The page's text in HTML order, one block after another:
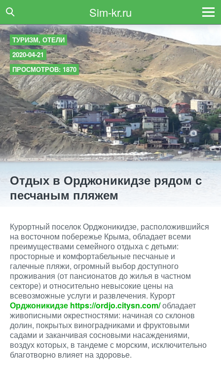
Sim-kr.ru
ТУРИЗМ, ОТЕЛИ
2020-04-21
ПРОСМОТРОВ: 1870
Отдых в Орджоникидзе рядом с
песчаным пляжем
Курортный поселок Орджоникидзе, расположившийся
на восточном побережье Крыма, обладает всеми
преимуществами семейного отдыха с детьми:
просторные и комфортабельные песчаные и
галечные пляжи, огромный выбор доступного
проживания (от пансионатов до жилья в частном
секторе) и относительно невысокие цены на
всевозможные услуги и развлечения. Курорт
Орджоникидзе https://ordjo.citysn.com/обладает
живописными окрестностями: начиная со склонов
долин, покрытых виноградниками и фруктовыми
садами и заканчивая сосновыми насаждениями,
воздух которых, в тандеме с морским, исключительно
благотворно влияет на здоровье.